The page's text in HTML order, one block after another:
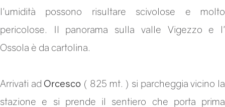
l'umidità possono risultare scivolose e molto
pericolose. Il panorama sulla valle Vigezzo e l'
Ossola è da cartolina.
Arrivati ad Orcesco ( 825 mt. ) si parcheggia vicino la
stazione e si prende il sentiero che porta prima